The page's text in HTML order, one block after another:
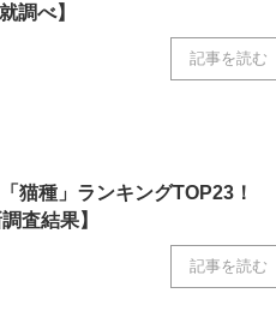
調べ】
記事を読む
「猫種」ランキングTOP23！
査結果】
記事を読む